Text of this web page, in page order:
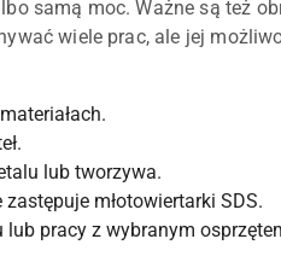
samą moc. Ważne są też
wiele prac, ale jej
lub tworzywa.
młotowiertarki SDS.
pracy z wybranym